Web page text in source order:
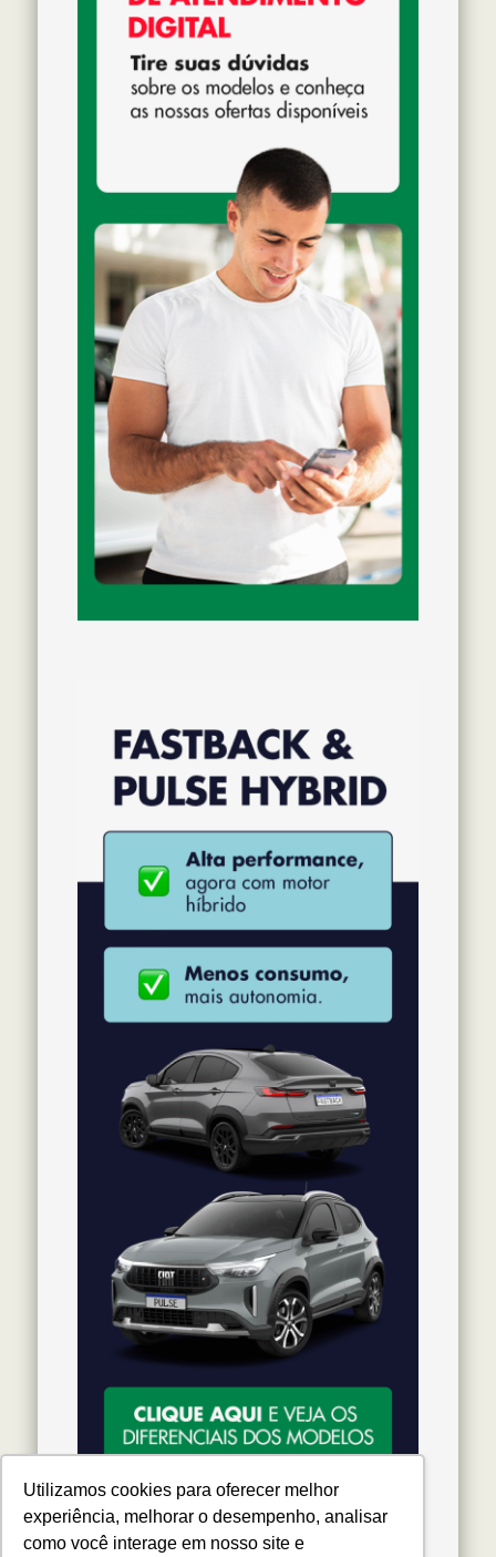
Utilizamos cookies para oferecer melhor
experiência, melhorar o desempenho, analisar
como você interage em nosso site e